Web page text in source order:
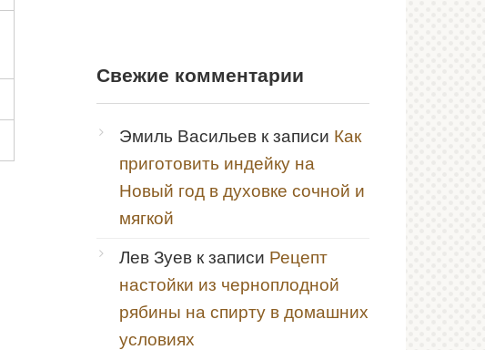
Свежие комментарии
Эмиль Васильев к записи Как
приготовить индейку на
Новый год в духовке сочной и
мягкой
Лев Зуев к записи Рецепт
настойки из черноплодной
рябины на спирту в домашних
условиях